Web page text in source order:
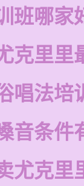
班哪家
克里里
唱法培
音条件
尤克里